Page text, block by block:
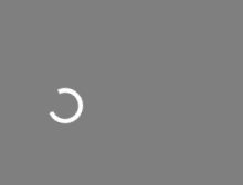
Wird geladen …